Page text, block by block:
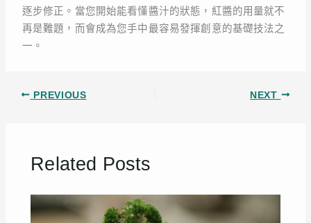
逐步修正。當您開始能看懂醬汁的狀態，紅醬的用量就不
再是難題，而會成為您手中最容易發揮創意的基礎技法之
一。
PREVIOUS NEXT
Related Posts